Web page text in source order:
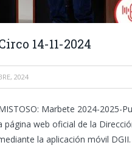
14-11-2024
2024
Marbete 2024-2025-
página web oficial de la
la aplicación móvil